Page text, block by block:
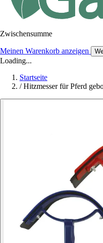
Zwischensumme
Meinen Warenkorb anzeigen
Loading...
Startseite
/ Hitzmesser für Pferd